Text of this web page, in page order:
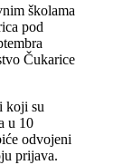
školama
pod
Čukarice
koji su
u 10
odvojeni
prijava.